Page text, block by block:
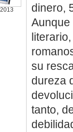
dinero,
Aunque
su
dureza
tanto,